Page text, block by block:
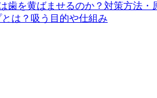
歯を黄ばませるのか？対策方法・
は？吸う目的や仕組み